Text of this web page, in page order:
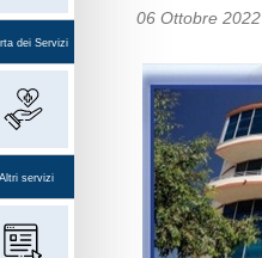
dei Servizi
Altri servizi
06 Ottobre 2022